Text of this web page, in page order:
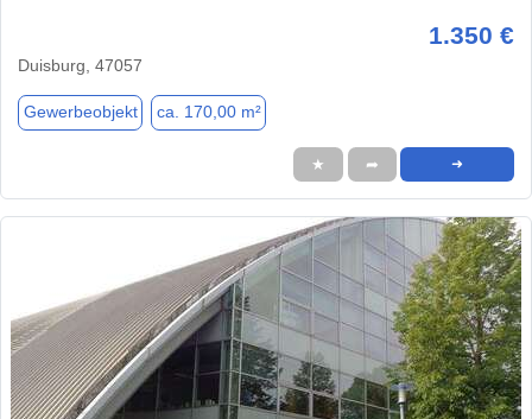
1.350 €
Duisburg, 47057
Gewerbeobjekt ca. 170,00 m²
★ ➦ ➜